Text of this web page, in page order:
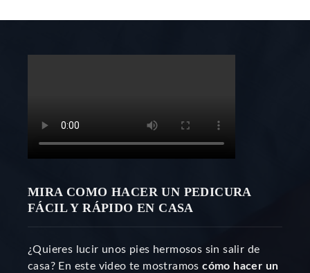
MIRA COMO HACER UN PEDICURA
FÁCIL Y RÁPIDO EN CASA
¿Quieres lucir unos pies hermosos sin salir de
casa? En este video te mostramoscómo hacer un